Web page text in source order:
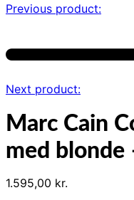
Previous product:
Next product:
Marc Cain
med blonde
1.595,00 kr.